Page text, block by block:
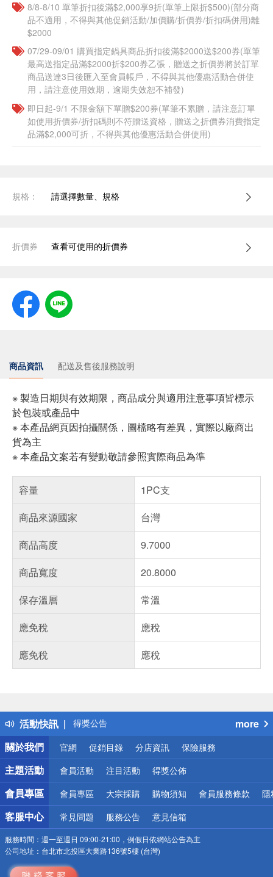
8/8-8/10 單筆折扣後滿$2,000享9折(單筆上限折$500)(部分商
品不適用，不得與其他促銷活動/加價購/折價券/折扣碼併用)離
$2000
07/29-09/01 購買指定鍋具商品折扣後滿$2000送$200券(單筆
最高送指定品滿$2000折$200券乙張，贈送之折價券將於訂單
商品送達3日後匯入至會員帳戶，不得與其他優惠活動合併使
用，請注意使用效期，逾期失效恕不補發)
即日起-9/1 不限金額下單贈$200券(單筆不累贈，請注意訂單
如使用折價券/折扣碼則不符贈送資格，贈送之折價券消費指定
品滿$2,000可折，不得與其他優惠活動合併使用)
規格： 請選擇數量、規格
折價券 查看可使用的折價券
商品資訊 配送及售後服務說明
※ 製造日期與有效期限，商品成分與適用注意事項皆標示
於包裝或產品中
※ 本產品網頁因拍攝關係，圖檔略有差異，實際以廠商出
貨為主
※ 本產品文案若有變動敬請參照實際商品為準
容量
1PC支
商品來源國家
台灣
商品高度
9.7000
商品寬度
20.8000
保存溫層
常溫
應免稅
應稅
應免稅
應稅
活動快訊
得獎公告
熱門話題
銀行優惠
偏遠地區配送
詐騙網頁！請小心！
more
關於我們
官網 促銷目錄 分店資訊 保險服務
主題活動 會員活動 注目活動 得獎公佈
會員專區 會員專區 大宗採購 購物須知 會員服務條款 隱
客服中心 常見問題 服務公告 意見信箱
服務時間： 週一至週日 09:00-21:00，例假日依網站公告為主
公司地址： 台北市北投區大業路136號5樓 (台灣)